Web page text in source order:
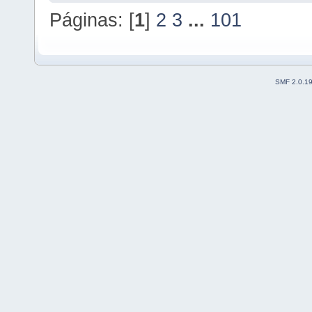
Páginas: [1] 2 3 ... 101
SMF 2.0.19